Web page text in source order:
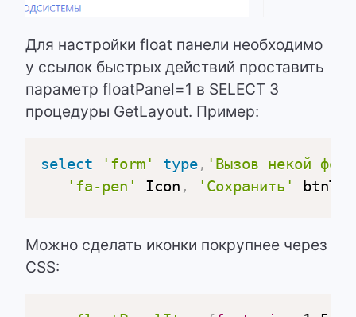
Для настройки float панели необходимо
у ссылок быстрых действий проставить
параметр floatPanel=1 в SELECT 3
процедуры GetLayout. Пример:
select 'form' type, 'Вызов некой
'fa-pen'
Icon , 'Сохранить'
Можно сделать иконки покрупнее через
CSS: